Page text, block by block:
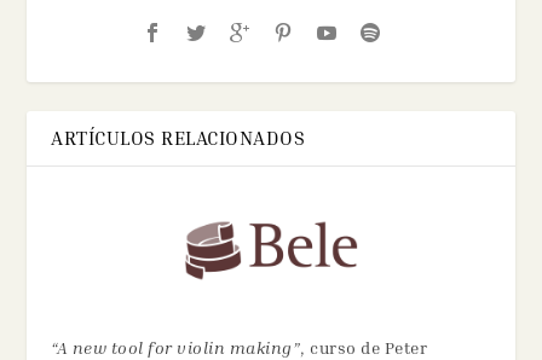
ARTÍCULOS RELACIONADOS
“A new tool for violin making”, curso de Peter